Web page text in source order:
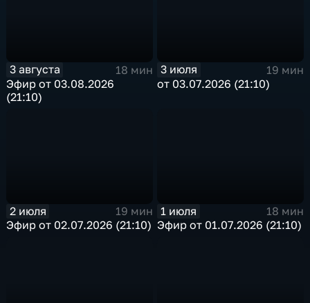
3 августа
18 мин
Эфир от 03.08.2026
(21:10)
3 июля
19 мин
от 03.07.2026 (21:10)
2 июля
19 мин
Эфир от 02.07.2026 (21:10)
1 июля
18 мин
Эфир от 01.07.2026 (21:10)